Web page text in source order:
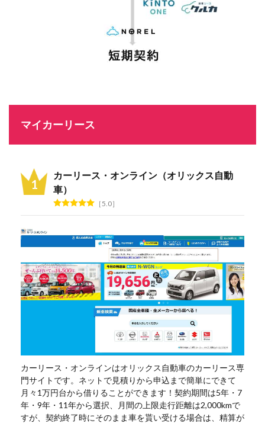
マイカーリース
カーリース・オンライン（オリックス自動
車）
5.0
カーリース・オンラインはオリックス自動車のカーリース専
門サイトです。ネットで見積りから申込まで簡単にできて
月々1万円台から借りることができます！契約期間は5年・7
年・9年・11年から選択、月間の上限走行距離は2,000kmで
すが、契約終了時にそのまま車を貰い受ける場合は、精算が